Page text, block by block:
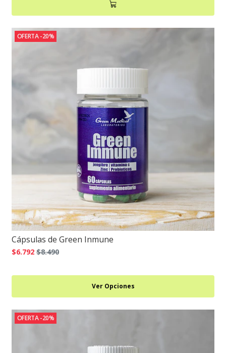
OFERTA -20%
Cápsulas de Green Inmune
$6.792 $8.490
Ver Opciones
OFERTA -20%